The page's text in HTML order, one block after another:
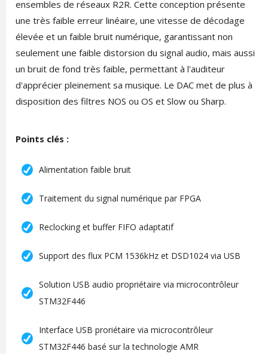
ensembles de réseaux R2R. Cette conception présente
une très faible erreur linéaire, une vitesse de décodage
élevée et un faible bruit numérique, garantissant non
seulement une faible distorsion du signal audio, mais aussi
un bruit de fond très faible, permettant à l'auditeur
d'apprécier pleinement sa musique. Le DAC met de plus à
disposition des filtres NOS ou OS et Slow ou Sharp.
Points clés :
Alimentation faible bruit
Traitement du signal numérique par FPGA
Reclocking et buffer FIFO adaptatif
Support des flux PCM 1536kHz et DSD1024 via USB
Solution USB audio propriétaire via microcontrôleur
STM32F446
Interface USB proriétaire via microcontrôleur
STM32F446 basé sur la technologie AMR